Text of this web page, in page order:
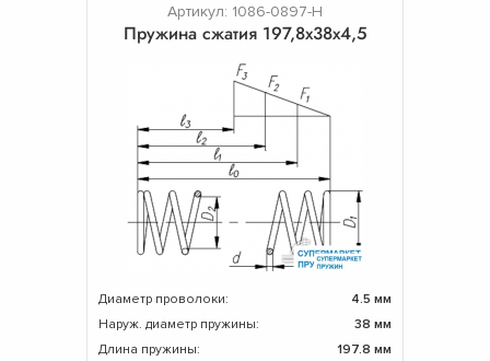
Артикул: 1086-0897-Н
Пружина сжатия 197,8х38х4,5
Диаметр проволоки:
4.5 мм
Наруж. диаметр пружины:
38 мм
Длина пружины:
197.8 мм